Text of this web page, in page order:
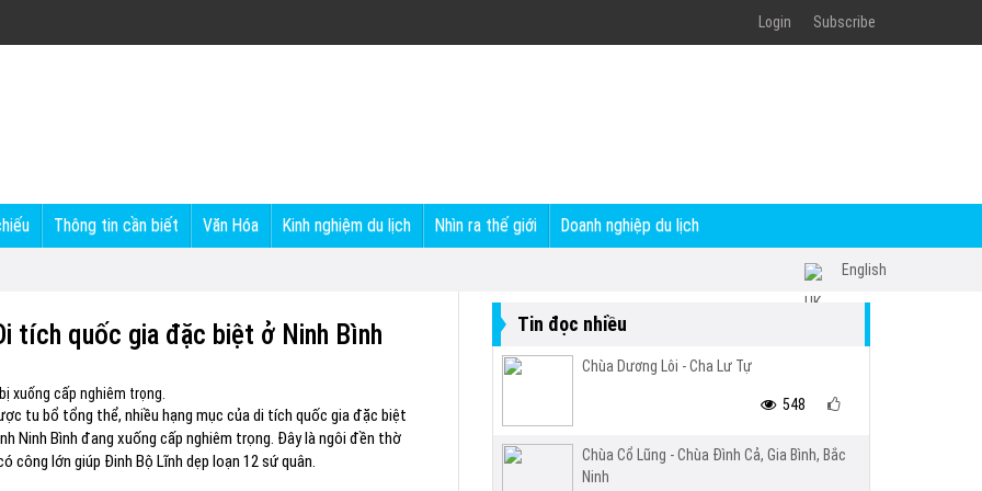
Login Subscribe
Thông tin cần biết Văn Hóa Kinh nghiệm du lịch Nhìn ra thế giới Doanh nghiệp du lịch
English
tích quốc gia đặc biệt ở Ninh Bình
xuống cấp nghiêm trọng.
tu bổ tổng thể, nhiều hạng mục của di tích quốc gia đặc biệt
Ninh Bình đang xuống cấp nghiêm trọng. Đây là ngôi đền thờ
công lớn giúp Đinh Bộ Lĩnh dẹp loạn 12 sứ quân.
Tin đọc nhiều
Chùa Dương Lôi - Cha Lư Tự
548
Chùa Cổ Lũng - Chùa Đình Cả, Gia Bình, Bắc
Ninh